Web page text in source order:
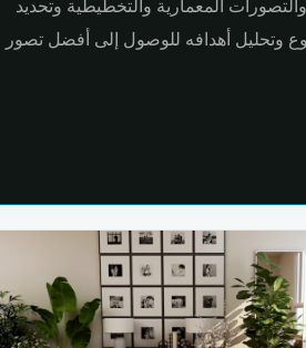
المعمارية والتخطيطية وتحديد
أهدافه للوصول إلى أفضل تصور